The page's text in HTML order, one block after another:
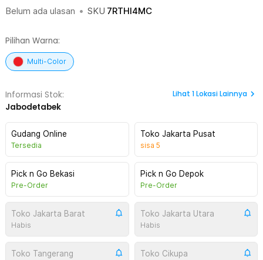
Belum ada ulasan • SKU 7RTHI4MC
Pilihan Warna:
Multi-Color
Informasi Stok:
Jabodetabek
Lihat 1Lokasi Lainnya
Gudang Online
Tersedia
Toko Jakarta Pusat
sisa 5
Pick n Go Bekasi
Pre-Order
Pick n Go Depok
Pre-Order
Toko Jakarta Barat
Habis
Toko Jakarta Utara
Habis
Toko Tangerang Toko Cikupa